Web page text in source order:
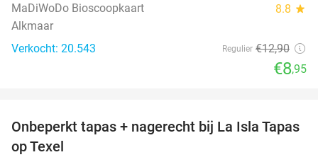
MaDiWoDo Bioscoopkaart 8.8 star
Alkmaar
Verkocht: 20.543
Regulier €12,90
€8,95
26%
Onbeperkt tapas + nagerecht bij La Isla Tapas
op Texel